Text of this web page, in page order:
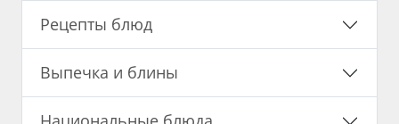
Рецепты блюд
Выпечка и блины